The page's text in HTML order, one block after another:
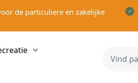
de particuliere en zakelijke
category
submenu for Tuin en Terras
Show submenu for
in Huis category